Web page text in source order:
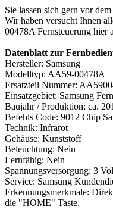
Sie lassen sich gern vor
Wir haben versucht Ihnen
00478A Fernsteuerung hier
Datenblatt zur
Hersteller: Samsung
Modelltyp: AA59-00478A
Ersatzteil Nummer:
Einsatzgebiet: Samsung
Baujahr / Produktion: ca.
Befehls Code: 9012 Chip
Technik: Infrarot
Gehäuse: Kunststoff
Beleuchtung: Nein
Lernfähig: Nein
Spannungsversorgung: 3
Service: Samsung
Erkennungsmerkmale:
die "HOME" Taste.